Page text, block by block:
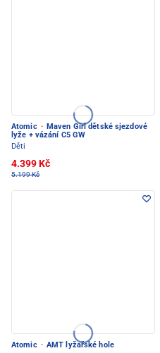
Atomic · Maven Girl dětské sjezdové
lyže + vázání C5 GW
Děti
4.399 Kč
5.199 Kč
Atomic · AMT lyžařské hole